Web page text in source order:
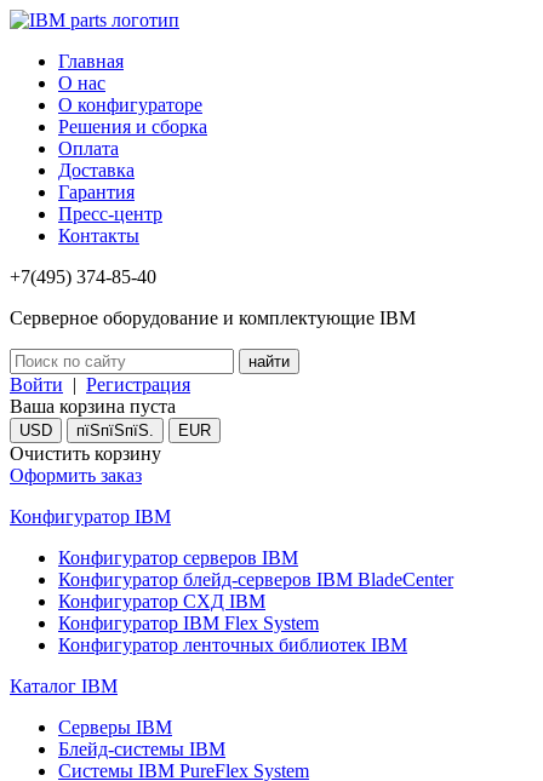
Главная
О нас
О конфигураторе
Решения и сборка
Оплата
Доставка
Гарантия
Пресс-центр
Контакты
+7(495) 374-85-40
Серверное оборудование и комплектующие IBM
Войти | Регистрация
Ваша корзина пуста
USD пїЅпїЅпїЅ. EUR
Очистить корзину
Оформить заказ
Конфигуратор IBM
Конфигуратор серверов IBM
Конфигуратор блейд-серверов IBM BladeCenter
Конфигуратор СХД IBM
Конфигуратор IBM Flex System
Конфигуратор ленточных библиотек IBM
Каталог IBM
Серверы IBM
Блейд-системы IBM
Системы IBM PureFlex System